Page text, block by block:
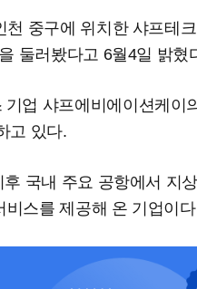
중구에 위치한 샤프테
둘러봤다고 6월4일 밝혔
업 샤프에비에이션케이
고 있다.
국내 주요 공항에서 지
스를 제공해 온 기업이